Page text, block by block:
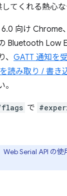
てくれる熱心
向け Chrome
Bluetooth Low
、 GATT 通知を
読み取り / 書き
で
Serial API の